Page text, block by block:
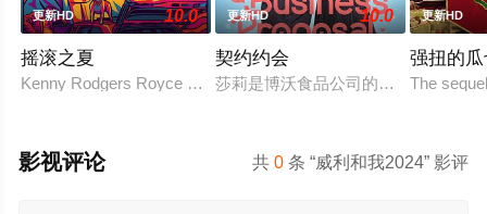
更新HD 10.0
摇滚之夏
Kenny Rodgers Royce honors his late mother's legacy by followin
更新HD 10.0
契约约会
莎莉是博沃食品公司的食品分析师，
更新HD
强扭的
The
共0 条 “威利和我2024” 影评
影视评论